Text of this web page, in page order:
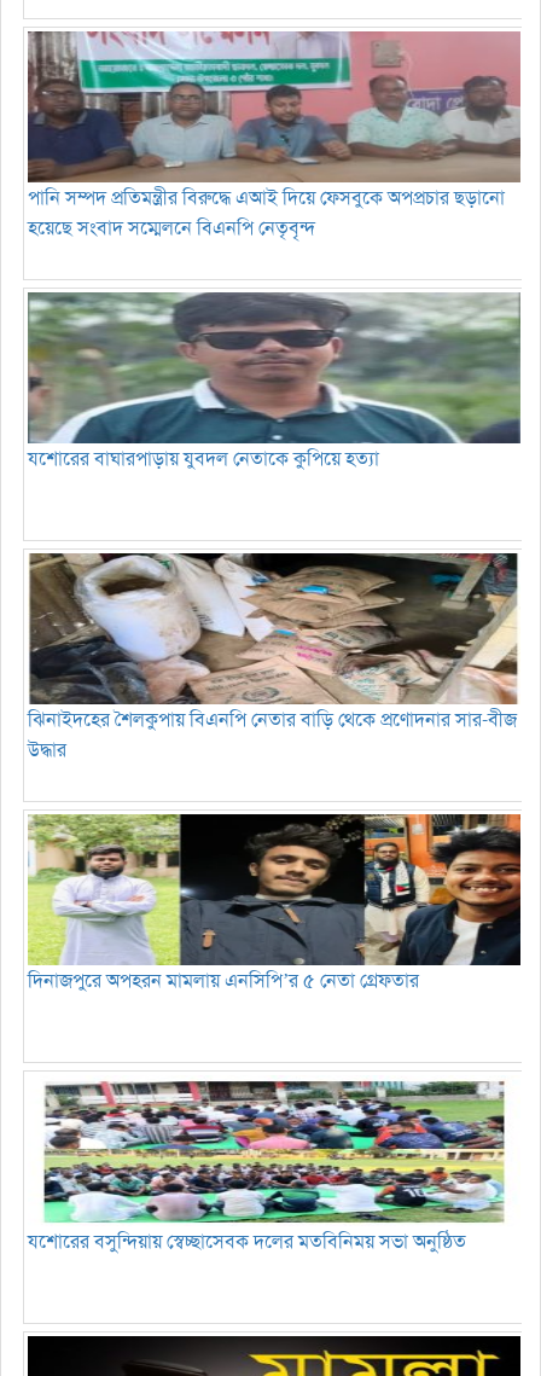
পানি সম্পদ প্রতিমন্ত্রীর বিরুদ্ধে এআই দিয়ে ফেসবুকে অপপ্রচার ছড়ানো
হয়েছে সংবাদ সম্মেলনে বিএনপি নেতৃবৃন্দ
যশোরের বাঘারপাড়ায় যুবদল নেতাকে কুপিয়ে হত্যা
ঝিনাইদহের শৈলকুপায় বিএনপি নেতার বাড়ি থেকে প্রণোদনার সার-বীজ
উদ্ধার
দিনাজপুরে অপহরন মামলায় এনসিপি’র ৫ নেতা গ্রেফতার
যশোরের বসুন্দিয়ায় স্বেচ্ছাসেবক দলের মতবিনিময় সভা অনুষ্ঠিত